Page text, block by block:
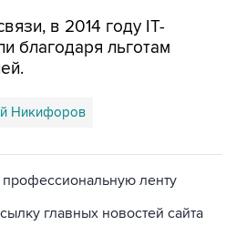
в 2014 году IT-
благодаря льготам
Никифоров
профессиональную ленту
главных новостей сайта